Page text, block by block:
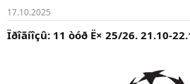
а
17.10.2025
Ïðîãíîçû: 11 òóð Ë× 25/26. 21.10-